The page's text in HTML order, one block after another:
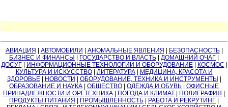
АВИАЦИЯ АВТОМОБИЛИ АНОМАЛЬНЫЕ ЯВЛЕНИЯ БЕЗОПАСНОСТЬ|
БИЗНЕС И ФИНАНСЫ
ГОСУДАРСТВО И ВЛАСТЬ ДОМАШНИЙ ОЧАГ
ДОСУГ| ИНФОРМАЦИОННЫЕ ТЕХНОЛОГИИ И ОБОРУДОВАНИЕ| КОСМОС
КУЛЬТУРА И ИСКУССТВО| ЛИТЕРАТУРА|
МЕДИЦИНА, КРАСОТА И
ЗДОРОВЬЕ| НОВОСТИ ОБОРУДОВАНИЕ, ТЕХНИКА И ИНСТРУМЕНТЫ
ОБРАЗОВАНИЕ И НАУКА
ОБЩЕСТВО ОДЕЖДА И ОБУВЬ
ОФИСНЫЕ
ПРИНАДЛЕЖНОСТИ И ОРГТЕХНИКА
ПОГОДА И КЛИМАТ ПОЛИГРАФИЯ
ПРОДУКТЫ ПИТАНИЯ
ПРОМЫШЛЕННОСТЬ РАБОТА И РЕКРУТИНГ